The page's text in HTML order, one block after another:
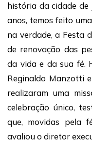
história da cidade de
anos, temos feito
na verdade, a Festa
de renovação das
da vida e da sua fé.
Reginaldo Manzotti
realizaram uma
celebração único,
que, movidas pela
avaliou o diretor